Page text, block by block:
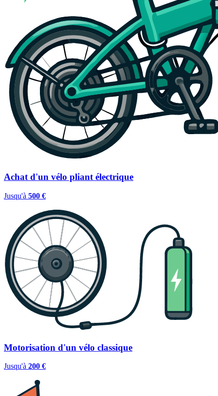
Achat d'un vélo pliant électrique
Jusqu'à 500 €
Motorisation d'un vélo classique
Jusqu'à 200 €